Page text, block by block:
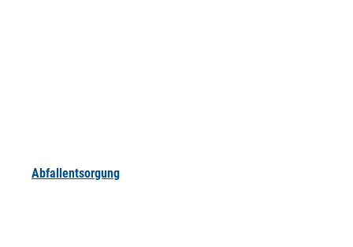
Abfallentsorgung